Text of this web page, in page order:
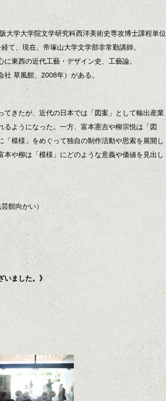
大学大学院文学研究科西洋美術史専攻博士課程単位
て、現在、帝塚山大学文学部非常勤講師。
東西の近代工藝・デザイン史、工藝論。
草風館、2008年）がある。
きたが、近代の日本では「図案」として輸出産業
ようになった。一方、富本憲吉や柳宗悦は「図
模様」をめぐって独自の制作活動や思索を展開し
や柳は「模様」にどのような意義や価値を見出し
館向かい）
いました。》